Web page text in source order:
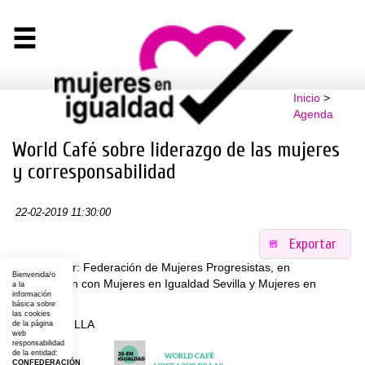
Inicio>
Agenda
World Café sobre liderazgo de las mujeres
y corresponsabilidad
22-02-2019 11:30:00
Exportar
Organizador: Federación de Mujeres Progresistas, en
colaboración con Mujeres en Igualdad Sevilla y Mujeres en
Igualdad
Lugar: SEVILLA
Bienvenida/o
a la
información
básica sobre
las cookies
de la página
web
responsabilidad
de la entidad:
CONFEDERACIÓN